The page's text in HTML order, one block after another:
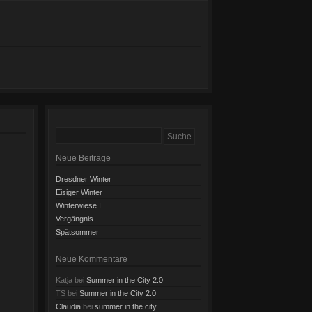
Neue Beiträge
Dresdner Winter
Eisiger Winter
Winterwiese I
Vergängnis
Spätsommer
Neue Kommentare
Katja bei Summer in the City 2.0
TS bei Summer in the City 2.0
Claudia bei summer in the city